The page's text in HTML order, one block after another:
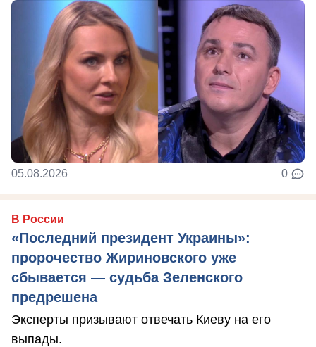
05.08.2026 0
В России
«Последний президент Украины»:
пророчество Жириновского уже
сбывается — судьба Зеленского
предрешена
Эксперты призывают отвечать Киеву на его
выпады.